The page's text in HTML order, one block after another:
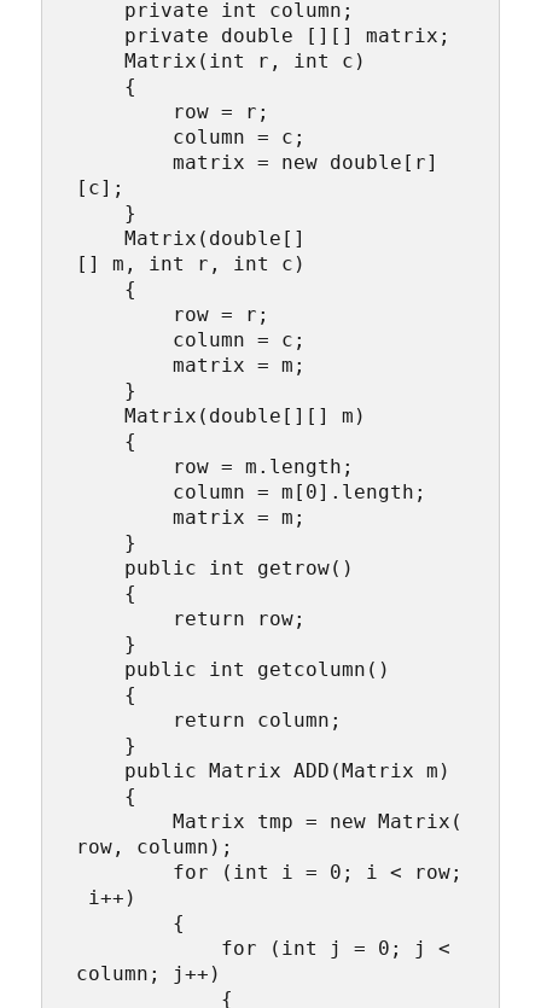
private int column;
private double [][] matrix;
Matrix(int r, int c)
{
row = r;
column = c;
matrix = new double[r]
[c];
}
Matrix(double[]
[] m, int r, int c)
{
row = r;
column = c;
matrix = m;
}
Matrix(double[][] m)
{
row = m.length;
column = m[0].length;
matrix = m;
}
public int getrow()
{
return row;
}
public int getcolumn()
{
return column;
}
public Matrix ADD(Matrix m)
{
Matrix tmp = new Matrix(
row, column);
for (int i = 0; i < row;
i++)
{
for (int j = 0; j <
column; j++)
{